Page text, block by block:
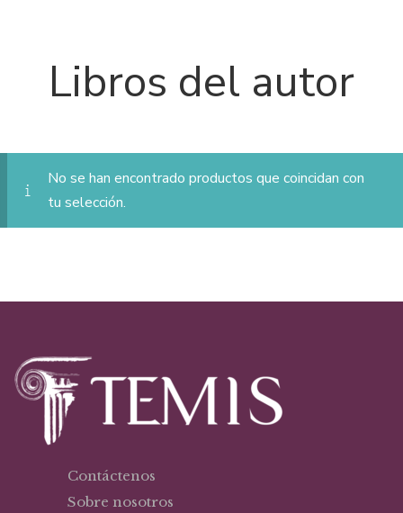
Libros del autor
No se han encontrado productos que coincidan con
tu selección.
Contáctenos
Sobre nosotros